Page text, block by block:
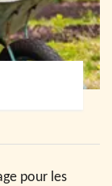
pour les